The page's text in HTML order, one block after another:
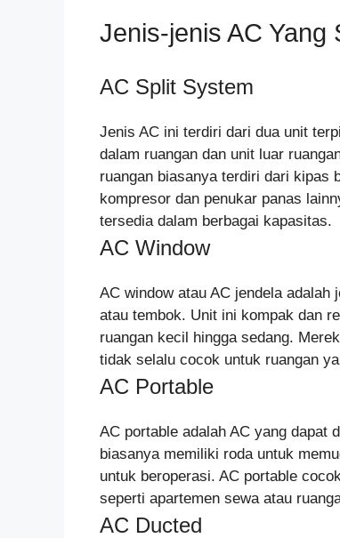
Jenis-jenis AC Yang
AC Split System
Jenis AC ini terdiri dari dua unit
dalam ruangan dan unit luar
ruangan biasanya terdiri dari kipas
kompresor dan penukar panas
tersedia dalam berbagai kapasitas.
AC Window
AC window atau AC jendela
atau tembok. Unit ini kompak dan
ruangan kecil hingga sedang.
tidak selalu cocok untuk ruangan
AC Portable
AC portable adalah AC yang dapat
biasanya memiliki roda untuk
untuk beroperasi. AC portable
seperti apartemen sewa atau
AC Ducted